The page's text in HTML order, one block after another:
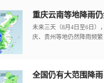
重庆云南等地降雨
未来三天（8月4日至6日）
庆、贵州等地仍然降雨频
全国仍有大范围降